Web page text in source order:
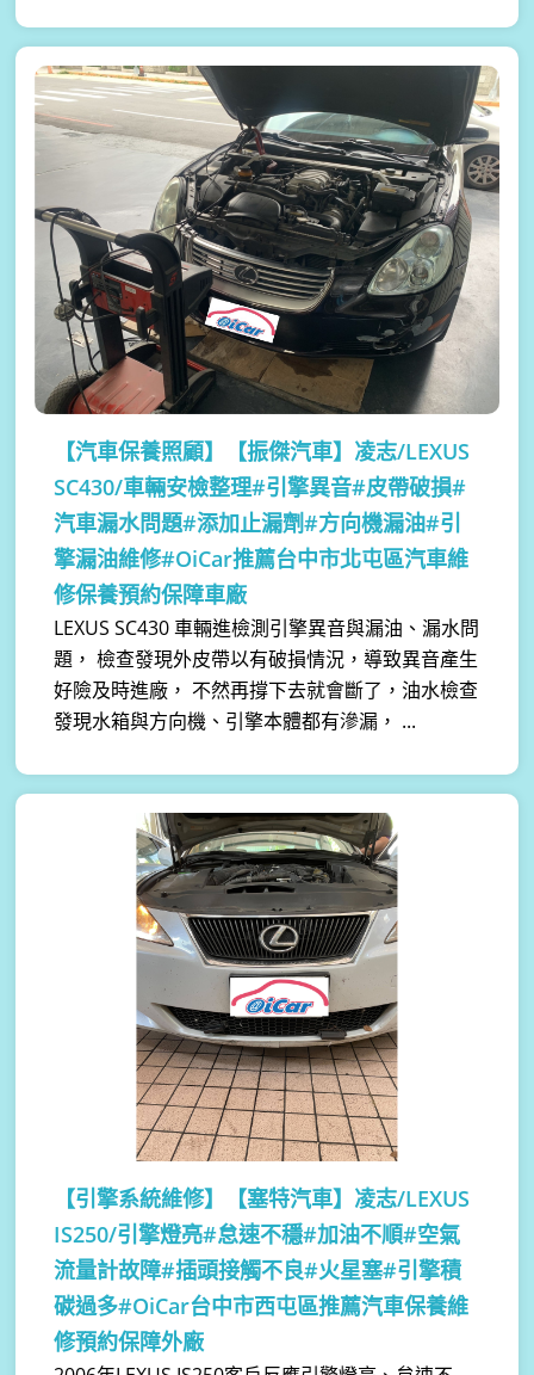
【汽車保養照顧】
【振傑汽車】凌志/LEXUS
SC430/車輛安檢整理#引擎異音#皮帶破損#
汽車漏水問題#添加止漏劑#方向機漏油#引
擎漏油維修#OiCar推薦台中市北屯區汽車維
修保養預約保障車廠
LEXUS SC430 車輛進檢測引擎異音與漏油、漏水問
題， 檢查發現外皮帶以有破損情況，導致異音產生
好險及時進廠， 不然再撐下去就會斷了，油水檢查
發現水箱與方向機、引擎本體都有滲漏， ...
【引擎系統維修】
【塞特汽車】凌志/LEXUS
IS250/引擎燈亮#怠速不穩#加油不順#空氣
流量計故障#插頭接觸不良#火星塞#引擎積
碳過多#OiCar台中市西屯區推薦汽車保養維
修預約保障外廠